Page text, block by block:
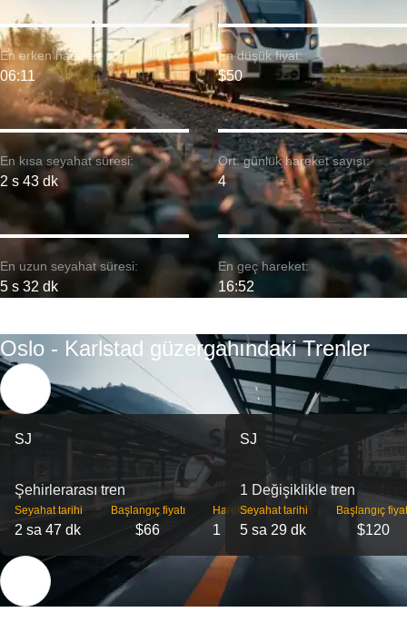
En kısa seyahat süresi:
2 s 43 dk
En erken hareket:
06:11
En uzun seyahat süresi:
5 s 32 dk
En düşük fiyat:
$50
Ort. günlük hareket sayısı:
4
En geç hareket:
16:52
Oslo - Karlstad güzergahındaki Trenler
SJ
Şehirlerarası tren
Seyahat tarihi
2 sa 47 dk
Başlangıç ​​fiyatı
$66
Hareket
1
SJ
1 Değişiklikle tren
Seyahat tarihi
5 sa 29 dk
Başlangıç
$120